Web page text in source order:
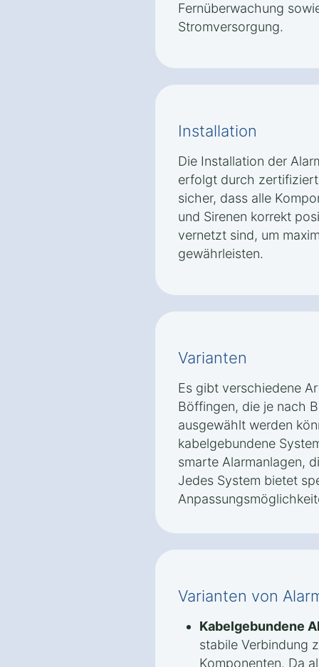
Fernüberwachung
Stromversorgung.
Installation
Die Installation der
erfolgt durch
sicher, dass alle
und Sirenen korrekt
vernetzt sind, um
gewährleisten.
Varianten
Es gibt verschiedene
Böffingen, die je nach
ausgewählt werden
kabelgebundene
smarte Alarmanlagen,
Jedes System bietet
Varianten von
Kabelgebundene
stabile Verbindung
Komponenten. Da